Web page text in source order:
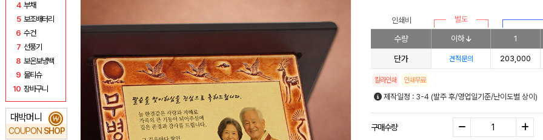
4 부채
5 보조배터리
6 수건
7 선풍기
8 보온보냉백
9 물티슈
10 장바구니
대박머니
COUPON SHOP
₩
인쇄비 별도
수량 이하 1
단가 견적문의 203,000
칼라인쇄 인쇄무료
제작일정 : 3-4 (발주 후/영업일기준/난이도별 상이)
구매수량